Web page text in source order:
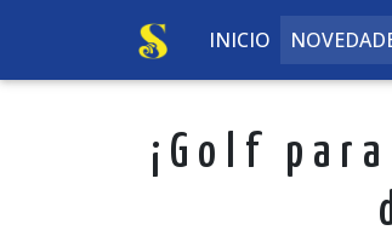
INICIO
¡Golf